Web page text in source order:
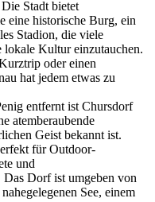
Stadt bietet
eine historische Burg, ein
Stadion, die viele
lokale Kultur einzutauchen.
oder einen
hat jedem etwas zu
entfernt ist Chursdorf
atemberaubende
Geist bekannt ist.
für Outdoor-
und
Das Dorf ist umgeben von
See, einem